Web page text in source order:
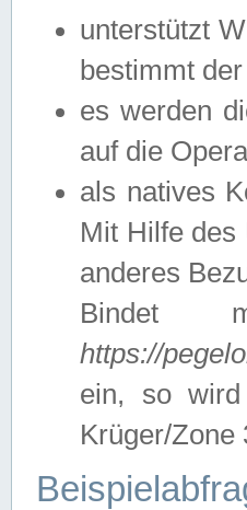
unterstützt
bestimmt
es werden
auf die
als natives
Mit Hilfe des
anderes
Bindet
https://
ein, so
Krüger/Zone